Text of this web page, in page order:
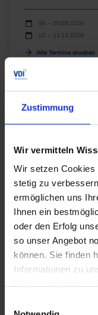
Zustimmung
Wir vermitteln
Wir setzen Cookies
stetig zu
ermöglichen uns
Ihnen ein
oder den Erfolg
so unser Angebot
können. Sie finden
Informationen zu
Durchführungen
Veranstaltungsdatum
08. – 09.09.2026
10. – 11.11.2026
Alle Termine ansehen
Planung und
Vertiefen Sie Ihr
Kälteanlagen
Kältemittel,
09. – 10.09.2026